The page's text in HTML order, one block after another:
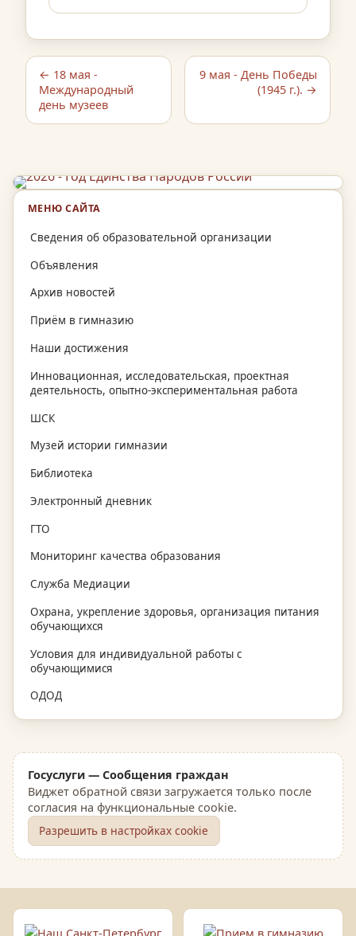
← 18 мая -
Международный
день музеев
9 мая - День Победы
(1945 г.). →
МЕНЮ САЙТА
Сведения об образовательной организации
Объявления
Архив новостей
Приём в гимназию
Наши достижения
Инновационная, исследовательская, проектная
деятельность, опытно-экспериментальная работа
ШСК
Музей истории гимназии
Библиотека
Электронный дневник
ГТО
Мониторинг качества образования
Служба Медиации
Охрана, укрепление здоровья, организация питания
обучающихся
Условия для индивидуальной работы с
обучающимися
ОДОД
Госуслуги — Сообщения граждан
Виджет обратной связи загружается только после
согласия на функциональные cookie.
Разрешить в настройках cookie